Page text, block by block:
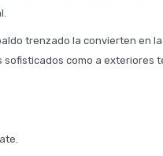
trenzado la convierten en
como a exteriores